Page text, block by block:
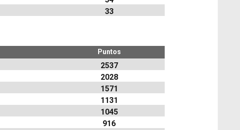
33
Puntos
2537
2028
1571
1131
1045
916